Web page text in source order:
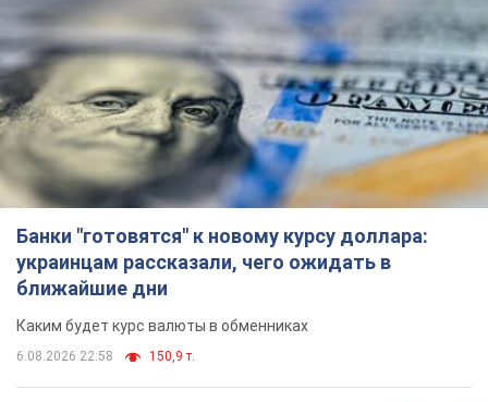
Банки "готовятся" к новому курсу доллара:
украинцам рассказали, чего ожидать в
ближайшие дни
Каким будет курс валюты в обменниках
6.08.2026 22:58 150,9 т.
Украинцам обещают по 850 грн от
мобильных операторов: что не так с
этими сообщениями
Как не попасть в ловушку мошенников
6.08.2026 21:02 15,7 т.
Самый дорогой футболист